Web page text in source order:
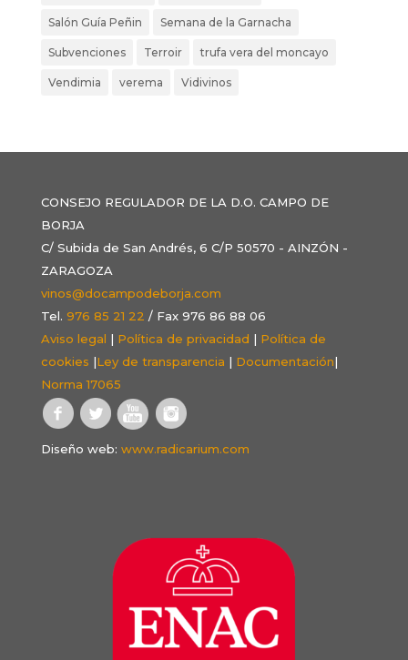
Salón Guía Peñin Semana de la Garnacha
Subvenciones Terroir trufa vera del moncayo
Vendimia verema Vidivinos
CONSEJO REGULADOR DE LA D.O. CAMPO DE
BORJA
C/ Subida de San Andrés, 6 C/P 50570 - AINZÓN -
ZARAGOZA
vinos@docampodeborja.com
Tel. 976 85 21 22 / Fax 976 86 88 06
Aviso legal | Política de privacidad | Política de
cookies |Ley de transparencia | Documentación|
Norma 17065
Diseño web: www.radicarium.com